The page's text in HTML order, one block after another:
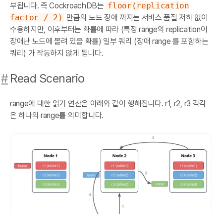
부됩니다. 즉 CockroachDB는 floor(replication
factor / 2) 만큼의 노드 장애 까지는 서비스 품질 저하 없이
수용하지만, 이후부터는 확률에 따라 (특정 range의 replication이
장애난 노드에 몰려 있을 확률) 일부 쿼리 (장애 range 를 포함하는
쿼리) 가 작동하지 않게 됩니다.
# Read Scenario
range에 대한 읽기 연산은 아래와 같이 행해집니다. r1, r2, r3 각각
은 하나의 range를 의미합니다.